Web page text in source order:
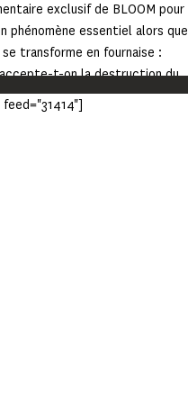
exclusif de BLOOM pour
phénomène essentiel alors que
transforme en fournaise :
t-on la destruction du